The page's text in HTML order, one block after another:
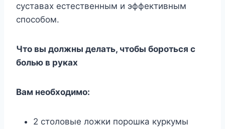
суставах естественным и эффективным
способом.
Что вы должны делать, чтобы бороться с
болью в руках
Вам необходимо:
2 столовые ложки порошка куркумы